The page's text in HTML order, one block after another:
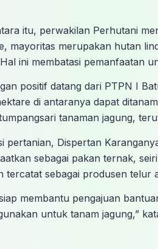
itu, perwakilan Perhutani
mayoritas merupakan hutan
ini membatasi pemanfaatan
positif datang dari PTPN I
di antaranya dapat
tanaman jagung,
pertanian, Dispertan
sebagai pakan ternak,
tercatat sebagai produsen telur
membantu pengajuan
untuk tanam jagung,”